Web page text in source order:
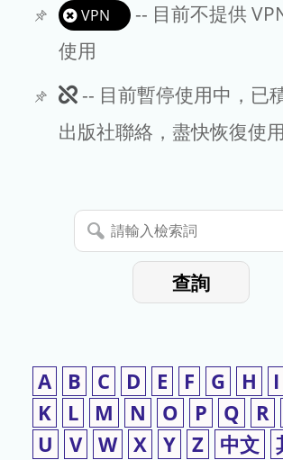
VPN
-- 目前不提供
使用
此
期
暫
停
-- 目前暫停使用中，已
出版社聯絡，盡快恢復使
請
輸
查詢
A B C D E F G H I
K
L M N O P Q R
U
V W X Y Z 中文